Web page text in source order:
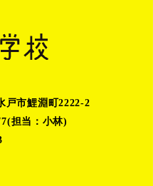
戸市鯉淵町2222-2
担当：小林)